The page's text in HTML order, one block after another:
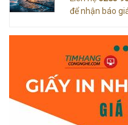
để nhận báo